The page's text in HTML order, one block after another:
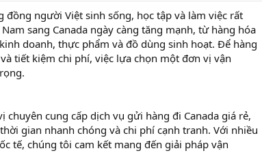
người Việt sinh sống, học tập và làm việc rất
sang Canada ngày càng tăng mạnh, từ hàng hóa
doanh, thực phẩm và đồ dùng sinh hoạt. Để hàng
tiết kiệm chi phí, việc lựa chọn một đơn vị vận
chuyên cung cấp dịch vụ gửi hàng đi Canada giá rẻ,
gian nhanh chóng và chi phí cạnh tranh. Với nhiều
tế, chúng tôi cam kết mang đến giải pháp vận